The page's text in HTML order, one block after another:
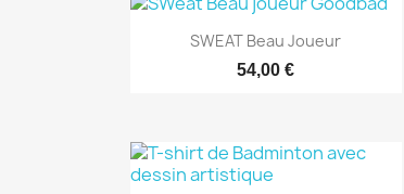
Aperçu rapide
SWEAT Beau Joueur
54,00 €